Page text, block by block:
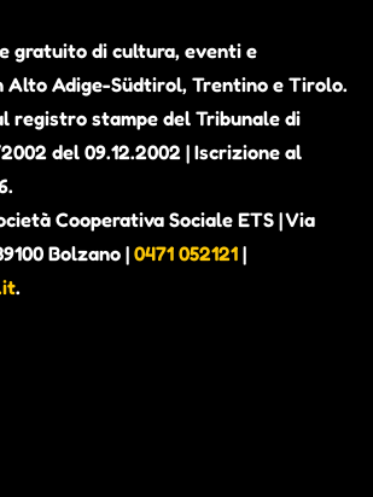
gratuito di cultura, eventi e
Alto Adige-Südtirol, Trentino e Tirolo.
registro stampe del Tribunale di
del 09.12.2002 | Iscrizione al
Cooperativa Sociale ETS | Via
Bolzano |0471 052121 |
.